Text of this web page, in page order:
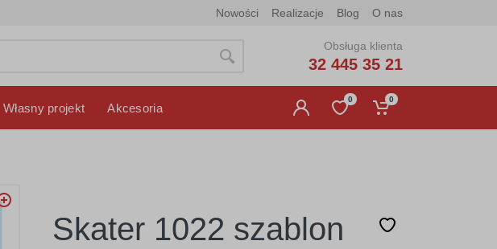
Nowości Realizacje Blog O nas
Obsługa klienta
32 445 35 21
Własny projekt Akcesoria
0 0
Skater 1022 szablon